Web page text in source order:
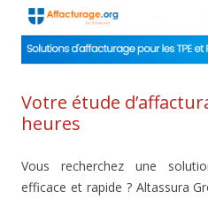
Votre étude
heures
Vous recherchez une
efficace et rapide ? Altassura